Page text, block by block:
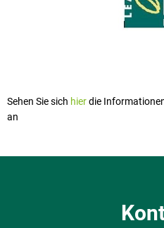
Sehen Sie sich hierdie
an